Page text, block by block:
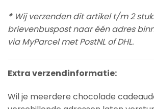
* Wij verzenden dit artikel t/m 2
brievenbuspost naar één adres
via MyParcel met PostNL of DHL.
Extra verzendinformatie:
Wil je meerdere chocolade